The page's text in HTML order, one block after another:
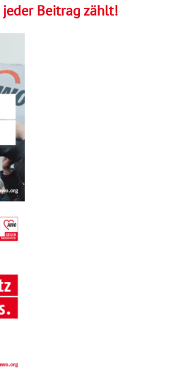
jeder Beitrag zählt!